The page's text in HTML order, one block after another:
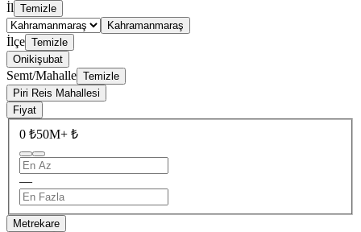
İl Temizle
Kahramanmaraş
İlçe Temizle
Onikişubat
Semt/Mahalle Temizle
Piri Reis Mahallesi
Fiyat
0 ₺50M+ ₺
—
Metrekare